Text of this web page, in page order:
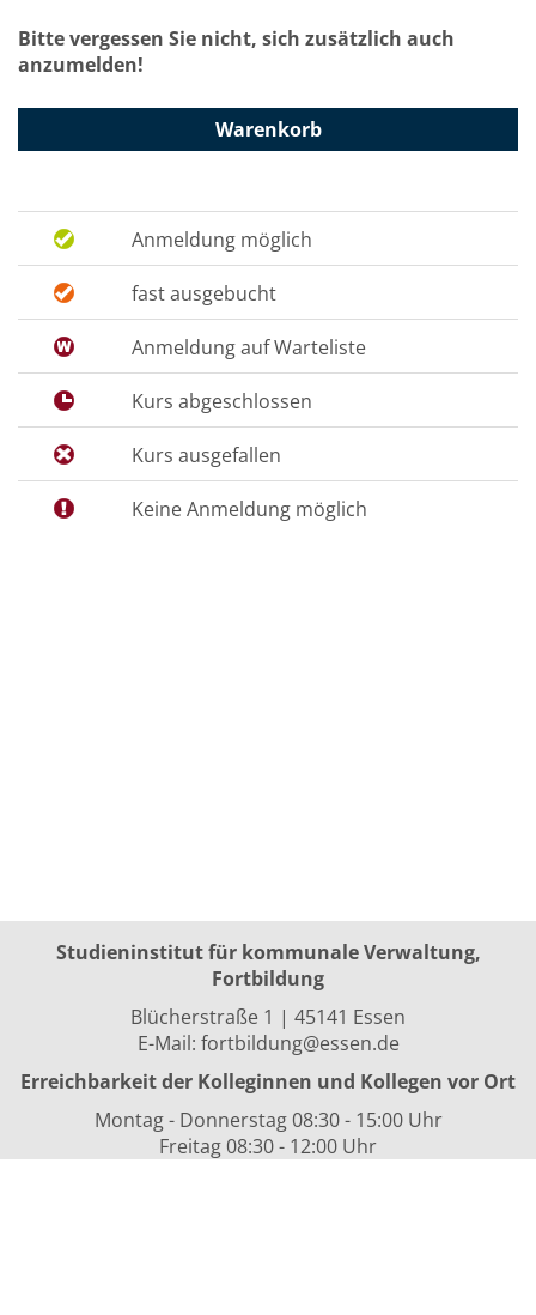
Bitte vergessen Sie nicht, sich zusätzlich auch
anzumelden!
Warenkorb
Anmeldung möglich
fast ausgebucht
Anmeldung auf Warteliste
Kurs abgeschlossen
Kurs ausgefallen
Keine Anmeldung möglich
Studieninstitut für kommunale Verwaltung,
Fortbildung
Blücherstraße 1 | 45141 Essen
E-Mail: fortbildung@essen.de
Erreichbarkeit der Kolleginnen und Kollegen vor Ort
Montag - Donnerstag 08:30 - 15:00 Uhr
Freitag 08:30 - 12:00 Uhr